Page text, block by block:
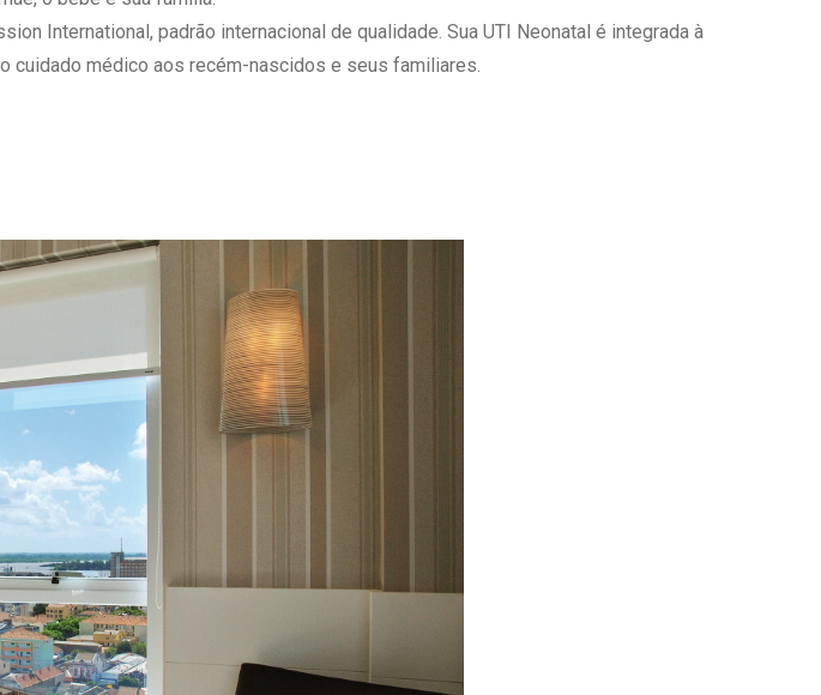
Quem Somos
Responsabilidade Ambiental
Ambulatório Digital de Nutrição para
International, padrão internacional de qualidade. Sua UTI Neonatal é integrada à
cuidado médico aos recém-nascidos e seus familiares.